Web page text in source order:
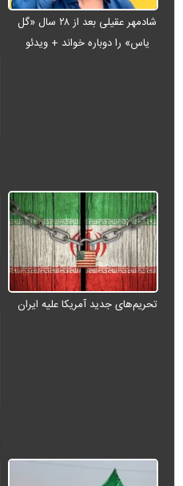
شادمهر عقیلی بعد از ۲۸ سال «گل
یاس» را دوباره خواند + ویدئو
تحریم‌های جدید آمریکا علیه ایران